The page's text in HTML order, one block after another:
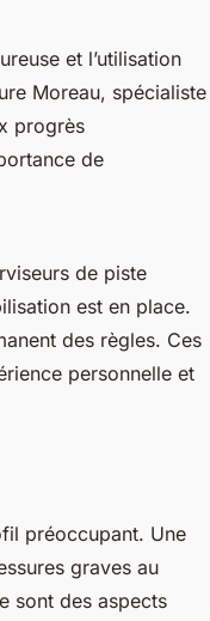
et l’utilisation
Moreau, spécialiste
progrès
de
de piste
est en place.
des règles. Ces
personnelle et
préoccupant. Une
graves au
sont des aspects